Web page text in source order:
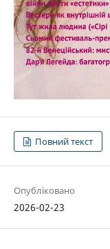
Повний текст
Опубліковано
2026-02-23